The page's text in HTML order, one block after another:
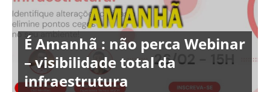
É Amanhã : não perca Webinar
– visibilidade total da
infraestrutura